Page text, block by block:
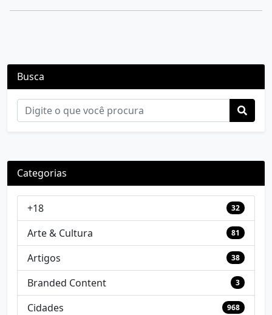
Busca
Categorias
+18 32
Arte & Cultura 81
Artigos 38
Branded Content 3
Cidades 968